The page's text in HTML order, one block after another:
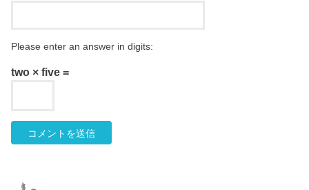
Please enter an answer in digits:
two × five =